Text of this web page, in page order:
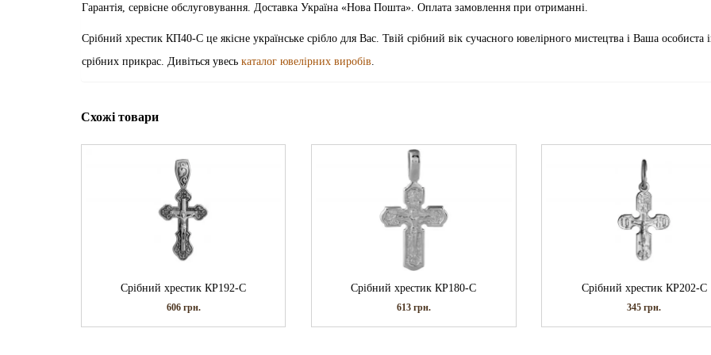
Гарантія, сервісне обслуговування. Доставка Україна «Нова Пошта». Оплата замовлення при отриманні.
Срібний хрестик КП40-С це якісне українське срібло для Вас. Твій срібний вік сучасного ювелірного мистецтва і Ваша особиста
срібних прикрас. Дивіться увесь каталог ювелірних виробів.
Схожі товари
Срібний хрестик КР192-С
606 грн.
Срібний хрестик КР180-С
613 грн.
Срібний хрестик КР202-С
345грн.